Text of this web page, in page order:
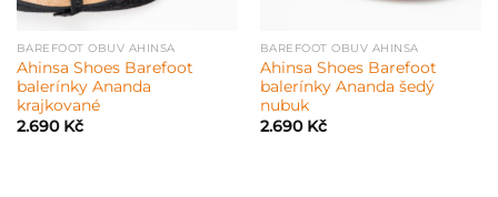
BAREFOOT OBUV AHINSA
Ahinsa Shoes Barefoot
balerínky Ananda
krajkované
2.690 Kč
BAREFOOT OBUV AHINSA
Ahinsa Shoes Barefoot
balerínky Ananda šedý
nubuk
2.690 Kč